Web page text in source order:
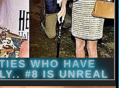
This Simple Trick
All Parasites From Your
Body!